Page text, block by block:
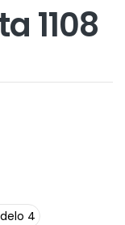
1108
4